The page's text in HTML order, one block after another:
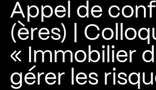
Appel de
(ères) |
« Immobilier
gérer les